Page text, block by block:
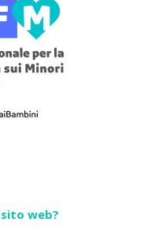
web?